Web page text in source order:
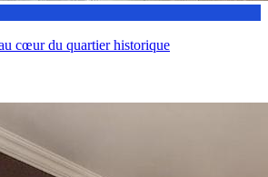
cœur du quartier historique